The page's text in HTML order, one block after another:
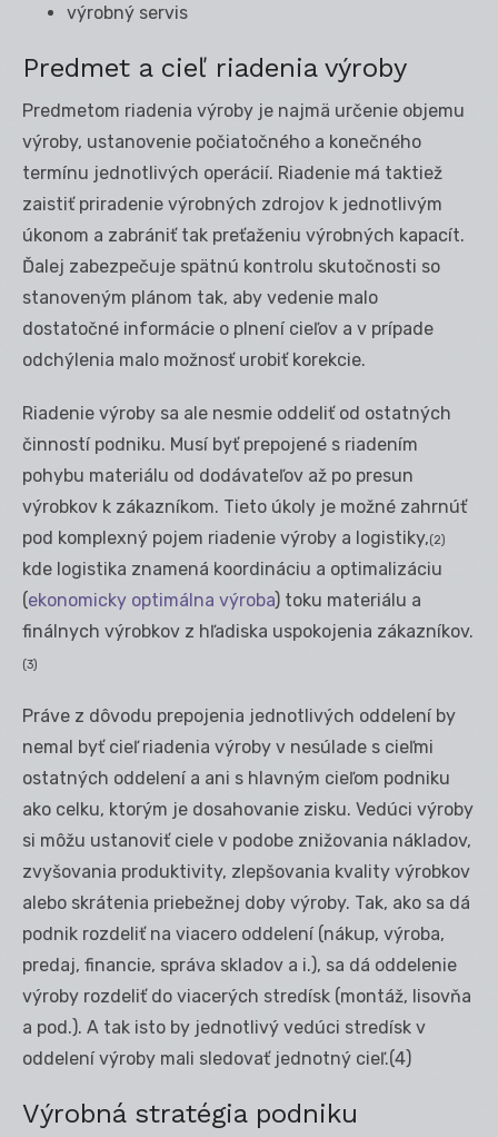
výrobný servis
Predmet a cieľ riadenia výroby
Predmetom riadenia výroby je najmä určenie objemu
výroby, ustanovenie počiatočného a konečného
termínu jednotlivých operácií. Riadenie má taktiež
zaistiť priradenie výrobných zdrojov k jednotlivým
úkonom a zabrániť tak preťaženiu výrobných kapacít.
Ďalej zabezpečuje spätnú kontrolu skutočnosti so
stanoveným plánom tak, aby vedenie malo
dostatočné informácie o plnení cieľov a v prípade
odchýlenia malo možnosť urobiť korekcie.
Riadenie výroby sa ale nesmie oddeliť od ostatných
činností podniku. Musí byť prepojené s riadením
pohybu materiálu od dodávateľov až po presun
výrobkov k zákazníkom. Tieto úkoly je možné zahrnúť
pod komplexný pojem riadenie výroby a logistiky,(2)
kde logistika znamená koordináciu a optimalizáciu
(ekonomicky optimálna výroba) toku materiálu a
finálnych výrobkov z hľadiska uspokojenia zákazníkov.
(3)
Práve z dôvodu prepojenia jednotlivých oddelení by
nemal byť cieľ riadenia výroby v nesúlade s cieľmi
ostatných oddelení a ani s hlavným cieľom podniku
ako celku, ktorým je dosahovanie zisku. Vedúci výroby
si môžu ustanoviť ciele v podobe znižovania nákladov,
zvyšovania produktivity, zlepšovania kvality výrobkov
alebo skrátenia priebežnej doby výroby. Tak, ako sa dá
podnik rozdeliť na viacero oddelení (nákup, výroba,
predaj, financie, správa skladov a i.), sa dá oddelenie
výroby rozdeliť do viacerých stredísk (montáž, lisovňa
a pod.). A tak isto by jednotlivý vedúci stredísk v
oddelení výroby mali sledovať jednotný cieľ.(4)
Výrobná stratégia podniku